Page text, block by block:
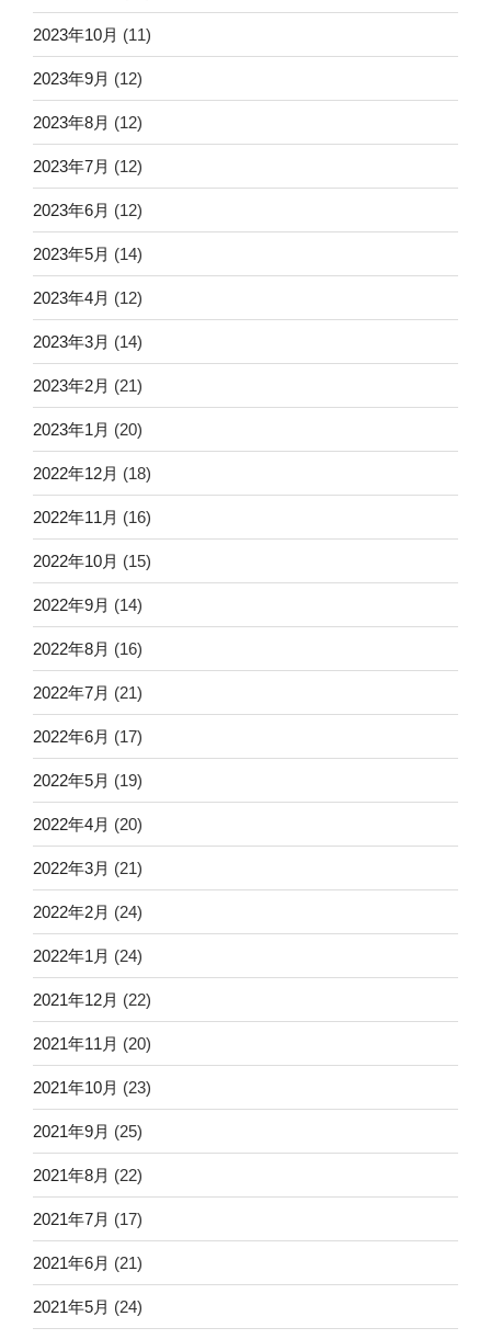
2023年10月 (11)
2023年9月 (12)
2023年8月 (12)
2023年7月 (12)
2023年6月 (12)
2023年5月 (14)
2023年4月 (12)
2023年3月 (14)
2023年2月 (21)
2023年1月 (20)
2022年12月 (18)
2022年11月 (16)
2022年10月 (15)
2022年9月 (14)
2022年8月 (16)
2022年7月 (21)
2022年6月 (17)
2022年5月 (19)
2022年4月 (20)
2022年3月 (21)
2022年2月 (24)
2022年1月 (24)
2021年12月 (22)
2021年11月 (20)
2021年10月 (23)
2021年9月 (25)
2021年8月 (22)
2021年7月 (17)
2021年6月 (21)
2021年5月 (24)